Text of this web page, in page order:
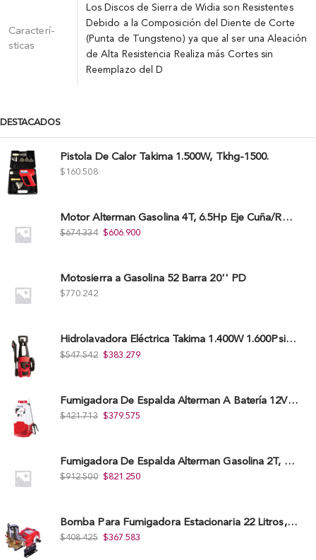
Caracterí­
sticas
Los Discos de Sierra de Widia son Resistentes
Debido a la Composición del Diente de Corte
(Punta de Tungsteno) ya que al ser una Aleación
de Alta Resistencia Realiza más Cortes sin
Reemplazo del D
DESTACADOS
Pistola De Calor Takima 1.500W, Tkhg-1500.
$ 160.508
Motor Alterman Gasolina 4T, 6.5Hp Eje Cuña/Rosca 3/4", Xge65K.
$674.334 $606.900
Motosierra a Gasolina 52 Barra 20'' PD
$770.242
Hidrolavadora Eléctrica Takima 1.400W 1.600Psi, Tkepw-1600-A.
$547.542 $383.279
Fumigadora De Espalda Alterman A Baterí­a 12V/12Ah, 20Litros, Xkes20.
$421.713 $379.575
Fumigadora De Espalda Alterman Gasolina 2T, 26 Cc, Bomba Nylon Libre Mantenimiento, Tf900-A.
$912.500 $821.250
Bomba Para Fumigadora Estacionaria 22 Litros, Xp22-I.
$408.425 $367.583